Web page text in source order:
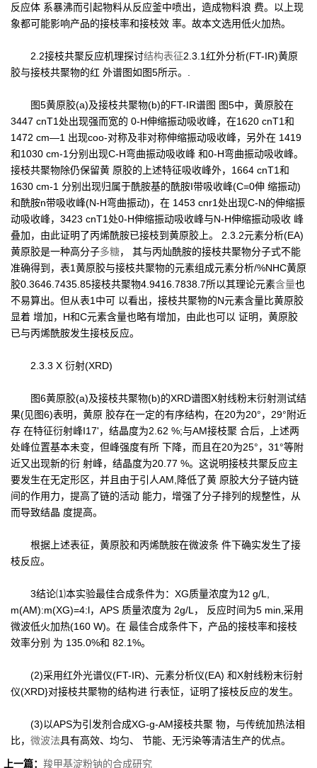
反应体 系暴沸而引起物料从反应釜中喷出，造成物料浪 费。以上现
象都可能影响产品的接枝率和接枝效 率。故本文选用低火加热。
2.2接枝共聚反应机理探讨结构表征2.3.1红外分析(FT-IR)黄原
胶与接枝共聚物的红 外谱图如图5所示。.
图5黄原胶(a)及接枝共聚物(b)的FT-IR谱图 图5中，黄原胶在
3447 cnT1处出现强而宽的 0-H伸缩振动吸收峰，在1620 cnT1和
1472 cm—1 出现coo-对称及非对称伸缩振动吸收峰，另外在 1419
和1030 cm-1分别出现C-H弯曲振动吸收峰 和0-H弯曲振动吸收峰。
接枝共聚物除仍保留黄 原胶的上述特征吸收峰外，1664 cnT1和
1630 cm-1 分别出现归属于酰胺基的酰胺I带吸收峰(C=0伸 缩振动)
和酰胺n带吸收峰(N-H弯曲振动)，在 1453 cnr1处出现C-N的伸缩振
动吸收峰，3423 cnT1处0-H伸缩振动吸收峰与N-H伸缩振动吸收 峰
叠加，由此证明了丙烯酰胺已接枝到黄原胶上。 2.3.2元素分析(EA)
黄原胶是一种高分子多糖， 其与丙灿酰胺的接枝共聚物分子式不能
准确得到，表1黄原胶与接枝共聚物的元素组成元素分析/%NHC黄原
胶0.3646.7435.85接枝共聚物4.9416.7838.7所以其理论元素含量也
不易算出。但从表1中可 以看出，接枝共聚物的N元素含量比黄原胶
显着 增加，H和C元素含量也略有增加，由此也可以 证明，黄原胶
已与丙烯酰胺发生接枝反应。
2.3.3 X 衍射(XRD)
图6黄原胶(a)及接枝共聚物(b)的XRD谱图X射线粉末衍射测试结
果(见图6)表明，黄原 胶存在一定的有序结构，在20为20°，29°附近
存 在特征衍射峰I17'，结晶度为2.62 %;与AM接枝聚 合后，上述两
处峰位置基本未变，但峰强度有所 下降，而且在20为25°，31°等附
近又出现新的衍 射峰，结晶度为20.77 %。这说明接枝共聚反应主
要发生在无定形区，并且由于引人AM,降低了黄 原胶大分子链内链
间的作用力，提高了链的活动 能力，增强了分子排列的规整性，从
而导致结晶 度提高。
根据上述表征，黄原胶和丙烯酰胺在微波条 件下确实发生了接
枝反应。
3结论⑴本实验最佳合成条件为：XG质量浓度为12 g/L,
m(AM):m(XG)=4:l，APS 质量浓度为 2g/L， 反应时间为5 min,采用
微波低火加热(160 W)。在 最佳合成条件下，产品的接枝率和接枝
效率分别 为 135.0%和 82.1%。
(2)采用红外光谱仪(FT-IR)、元素分析仪(EA) 和X射线粉末衍射
仪(XRD}对接枝共聚物的结构进 行表怔，证明了接枝反应的发生。
(3)以APS为引发剂合成XG-g-AM接枝共聚 物，与传统加热法相
比， 微波法具有高效、均匀、 节能、无污染等清洁生产的优点。
上一篇： 羧甲基淀粉钠的合成研究